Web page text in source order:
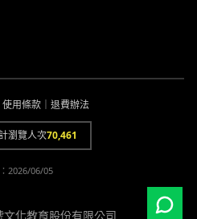
使用條款 退費辦法
瀏覽人次70,461
2026/06/05
化教育股份有限公司